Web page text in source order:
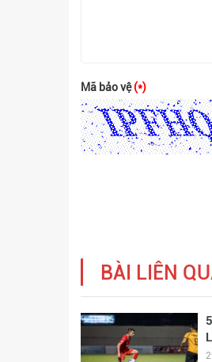
Mã bảo vệ(*)
BÀI LIÊN